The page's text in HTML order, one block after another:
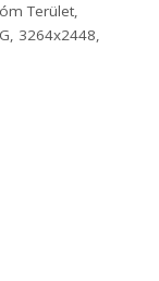
Terület,
3264x2448,